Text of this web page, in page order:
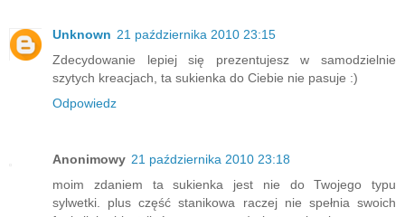
Unknown 21 października 2010 23:15
Zdecydowanie lepiej się prezentujesz w samodzielnie
szytych kreacjach, ta sukienka do Ciebie nie pasuje :)
Odpowiedz
Anonimowy 21 października 2010 23:18
moim zdaniem ta sukienka jest nie do Twojego typu
sylwetki. plus część stanikowa raczej nie spełnia swoich